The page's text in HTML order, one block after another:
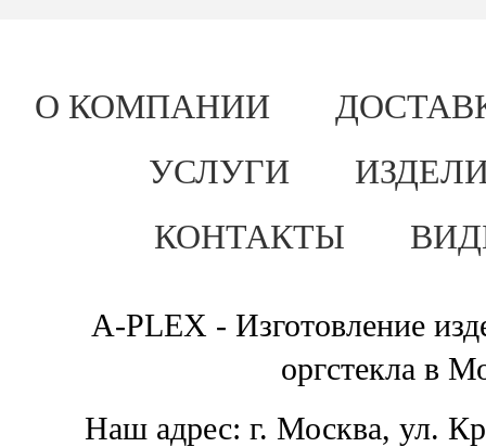
О КОМПАНИИ
УСЛУГИ
КОНТАКТЫ
A-PLEX - Изготовление
оргстекла в
Наш адрес: г. Москва, ул.